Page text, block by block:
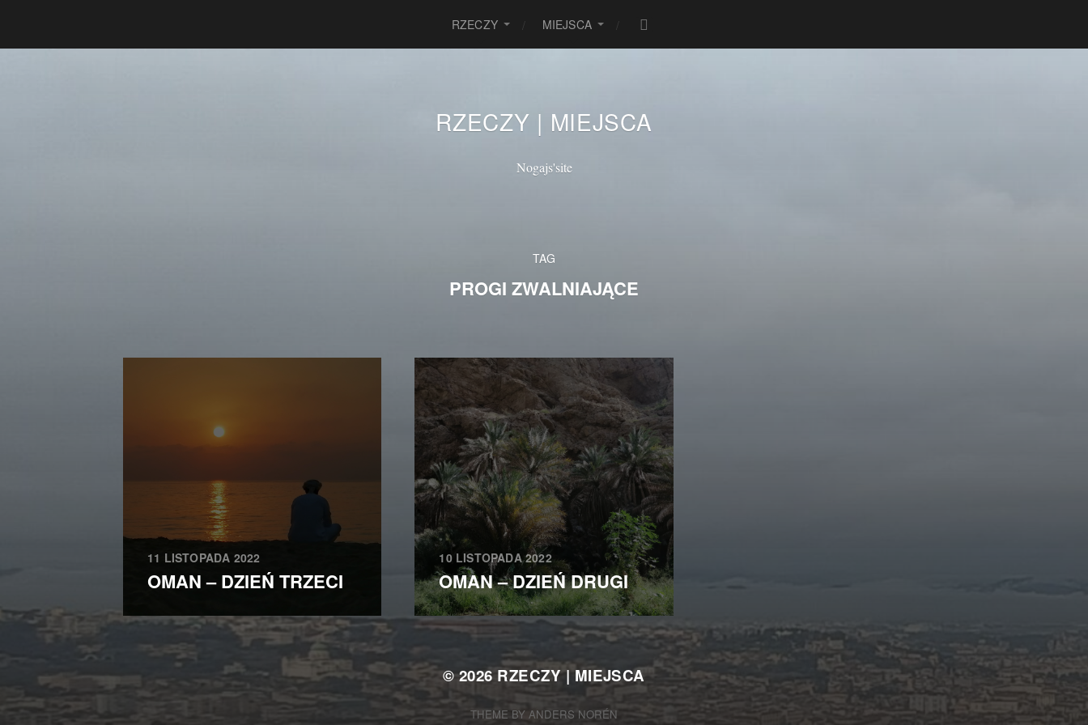
RZECZY MIEJSCA
RZECZY | MIEJSCA
Nogajs'site
TAG
PROGI ZWALNIAJĄCE
11 LISTOPADA 2022
OMAN – DZIEŃ TRZECI
10 LISTOPADA 2022
OMAN – DZIEŃ DRUGI
© 2026 RZECZY | MIEJSCA
THEME BY ANDERS NORÉN